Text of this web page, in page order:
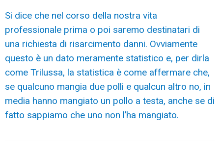
Si dice che nel corso della nostra vita
professionale prima o poi saremo destinatari di
una richiesta di risarcimento danni. Ovviamente
questo è un dato meramente statistico e, per dirla
come Trilussa, la statistica è come affermare che,
se qualcuno mangia due polli e qualcun altro no, in
media hanno mangiato un pollo a testa, anche se di
fatto sappiamo che uno non l’ha mangiato.